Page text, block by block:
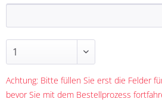
Achtung: Bitte füllen Sie erst die Felder
bevor Sie mit dem Bestellprozess